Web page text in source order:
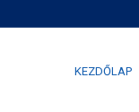
KEZDŐLAP